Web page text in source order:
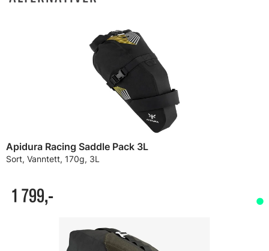
Apidura Racing Saddle Pack 3L
Sort, Vanntett, 170g, 3L
1 799,-